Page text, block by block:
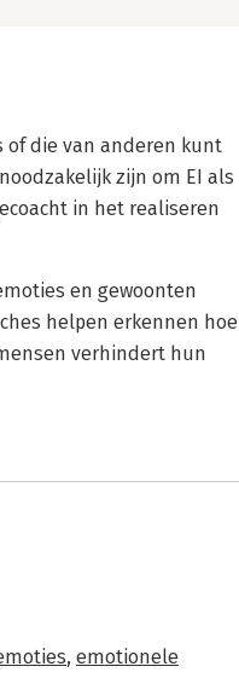
of die van anderen kunt
zijn om EI als
in het realiseren
en gewoonten
helpen erkennen hoe
verhindert hun
, emotionele